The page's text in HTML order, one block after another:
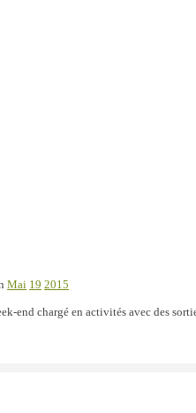
Mai 19 2015
end chargé en activités avec des